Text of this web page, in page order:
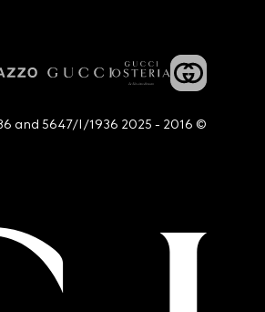
© 2016 - 2025 Guccio Gucci S.p.A. - All rights reserved. SIAE LICENCE # 2294/I/1936 and 5647/I/1936